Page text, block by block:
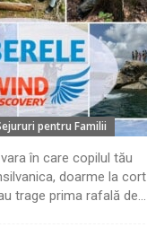
pentru Familii
în care copilul tău
doarme la cort
trage prima rafală de...